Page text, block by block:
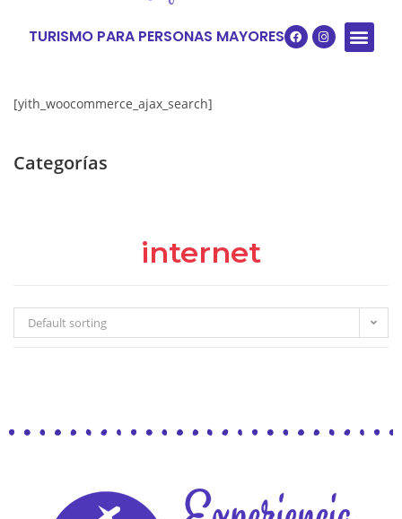
TURISMO PARA PERSONAS MAYORES
[yith_woocommerce_ajax_search]
Categorías
internet
Default sorting